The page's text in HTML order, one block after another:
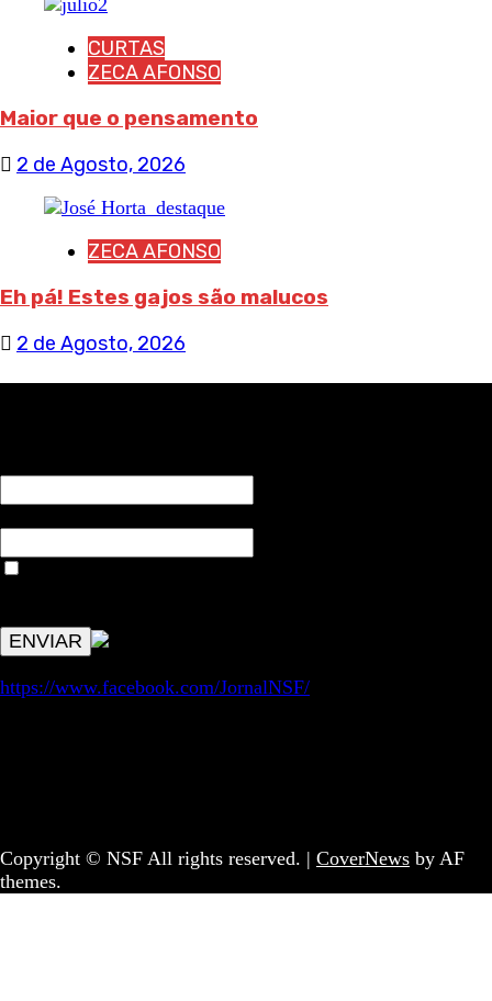
CURTAS
ZECA AFONSO
Maior que o pensamento
2 de Agosto, 2026
ZECA AFONSO
Eh pá! Estes gajos são malucos
2 de Agosto, 2026
https://www.facebook.com/JornalNSF/
Copyright © NSF All rights reserved. | CoverNews by AF
themes.